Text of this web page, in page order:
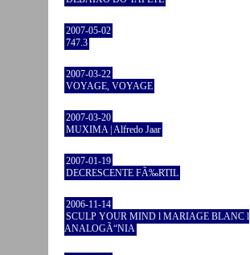
2007-05-02
747.3
2007-03-22
VOYAGE, VOYAGE
2007-03-20
MUXIMA | Alfredo Jaar
2007-01-19
DECRESCENTE FÃ‰RTIL
2006-11-14
SCULP YOUR MIND l MARIAGE BLANC l
ANALOGÃ“NIA